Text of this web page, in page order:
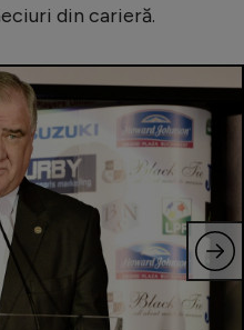
din carieră.